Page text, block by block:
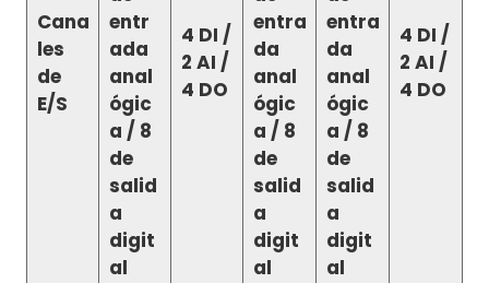
Cana
les
de
E/S
entr
ada
anal
ógic
a / 8
de
salid
a
digit
al
4 DI /
2 AI /
4 DO
entra
da
anal
ógic
a / 8
de
salid
a
digit
al
entra
da
anal
ógic
a / 8
de
salid
a
digit
al
4 DI /
2 AI /
4 DO